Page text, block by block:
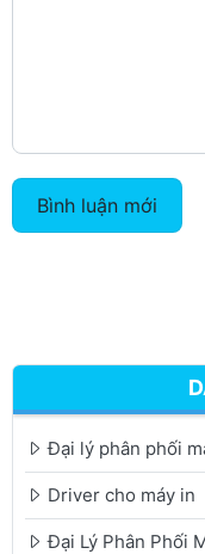
Bình luận mới
Đại lý phân phối
Driver cho máy in
Đại Lý Phân Phối